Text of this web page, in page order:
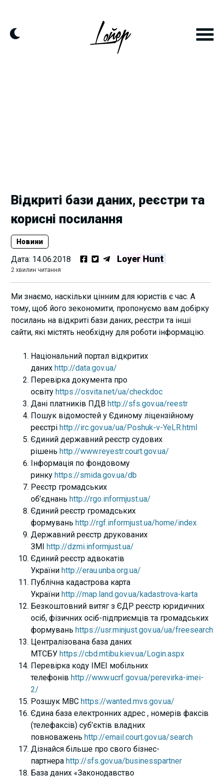
content
Відкриті бази даних, реєстри та
корисні посилання
Новини
Дата: 14.06.2018 Loyer Hunt
2 хвилин читання
Ми знаємо, наскільки цінним для юристів є час. А
тому, щоб його зекономити, пропонуємо вам добірку
посилань на відкриті бази даних, реєстри та інші
сайти, які містять необхідну для роботи інформацію.
Національний портал відкритих
данихhttp://data.gov.ua/
Перевірка документа про
освітуhttps://osvita.net/ua/checkdoc
Дані платників ПДВhttp://sfs.gov.ua/reestr
Пошук відомостей у Єдиному ліцензійному
реєстріhttp://irc.gov.ua/ua/Poshuk-v-YeLR.html
Єдиний державний реєстр судових
рішеньhttp://www.reyestr.court.gov.ua/
Інформація по фондовому
ринкуhttps://smida.gov.ua/db
Реєстр громадських
об’єднаньhttp://rgo.informjust.ua/
Єдиний реєстр громадських
формуваньhttp://rgf.informjust.ua/home/index
Державний реєстр друкованих
ЗМІhttp://dzmi.informjust.ua/
Єдиний реєстр адвокатів
Україниhttp://erau.unba.org.ua/
Публічна кадастрова карта
Україниhttp://map.land.gov.ua/kadastrova-karta
Безкоштовний витяг з ЄДР реєстр юридичних
осіб, фізичних осіб-підприємців та громадських
формуваньhttps://usr.minjust.gov.ua/ua/freesearch
Централізована база даних
МТСБУhttps://cbd.mtibu.kiev.ua/Login.aspx
Перевірка коду ІМЕІ мобільних
телефонівhttp://www.ucrf.gov.ua/perevirka-imei-
2/
Розшук МВСhttps://wanted.mvs.gov.ua/
Єдина база електронних адрес , номерів факсів
(телефаксів) суб’єктів владних
повноваженьhttp://email.court.gov.ua/search
Дізнайся більше про свого бізнес-
партнераhttp://sfs.gov.ua/businesspartner
База даних «Законодавство